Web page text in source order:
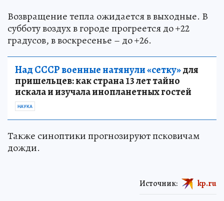
Возвращение тепла ожидается в выходные. В
субботу воздух в городе прогреется до +22
градусов, в воскресенье – до +26.
Над СССР военные натянули «сетку»для
пришельцев: как страна 13 лет тайно
искала и изучала инопланетных гостей
НАУКА
Также синоптики прогнозируют псковичам
дожди.
Источник: kp.ru